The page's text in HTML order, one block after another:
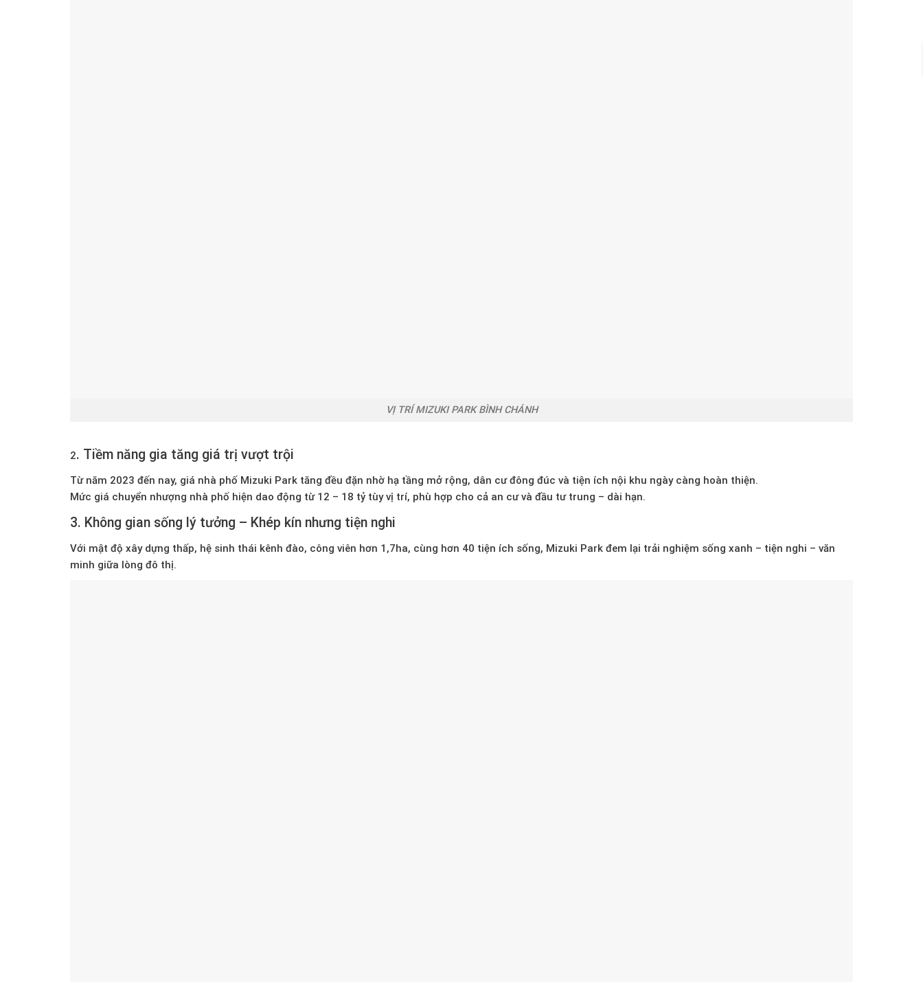
VỊ TRÍ MIZUKI PARK BÌNH CHÁNH
2. Tiềm năng gia tăng giá trị vượt trội
Từ năm 2023 đến nay, giá nhà phố Mizuki Park tăng đều đặn nhờ hạ tầng mở rộng, dân cư đông đúc và tiện ích nội khu ngày càng hoàn thiện.
Mức giá chuyển nhượng nhà phố hiện dao động từ 12 – 18 tỷ tùy vị trí, phù hợp cho cả an cư và đầu tư trung – dài hạn.
3. Không gian sống lý tưởng – Khép kín nhưng tiện nghi
Với mật độ xây dựng thấp, hệ sinh thái kênh đào, công viên hơn 1,7ha, cùng hơn 40 tiện ích sống, Mizuki Park đem lại trải nghiệm sống xanh – tiện nghi – văn
minh giữa lòng đô thị.